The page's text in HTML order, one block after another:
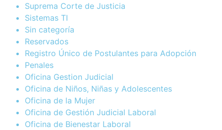
Suprema Corte de Justicia
Sistemas TI
Sin categoría
Reservados
Registro Único de Postulantes para Adopción
Penales
Oficina Gestion Judicial
Oficina de Niños, Niñas y Adolescentes
Oficina de la Mujer
Oficina de Gestión Judicial Laboral
Oficina de Bienestar Laboral